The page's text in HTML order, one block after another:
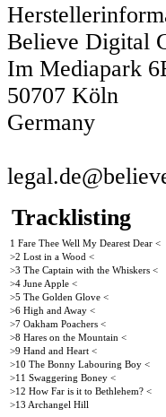
Believe Digital
Im Mediapark
50707 Köln
Germany
Tracklisting
1 Fare Thee Well My Dearest Dear <
>2 Lost in a Wood <
>3 The Captain with the Whiskers <
>4 June Apple <
>5 The Golden Glove <
>6 High and Away <
>7 Oakham Poachers <
>8 Hares on the Mountain <
>9 Hand and Heart <
>10 The Bonny Labouring Boy <
>11 Swaggering Boney <
>12 How Far is it to Bethlehem? <
>13 Archangel Hill